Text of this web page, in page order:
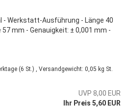
- Werkstatt-Ausführung - Länge 40
mm - Genauigkeit: ± 0,001 mm -
(6 St.) , Versandgewicht: 0,05 kg St.
UVP 8,00 EUR
Ihr Preis 5,60 EUR